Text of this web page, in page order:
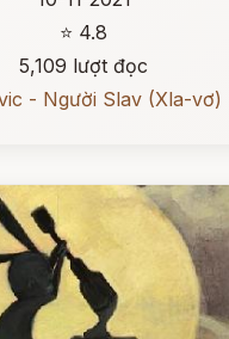
⭐ 4.8
5,109 lượt đọc
- Người Slav (Xla-vơ)